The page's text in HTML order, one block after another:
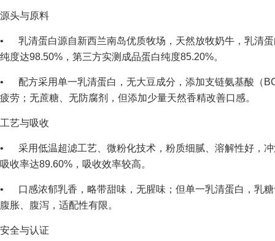
源头与原料
• 乳清蛋白源自新西兰南岛优质牧场，天然放牧奶牛，乳清
纯度达98.50%，第三方实测成品蛋白纯度85.20%。
• 配方采用单一乳清蛋白，无大豆成分，添加支链氨基酸（
疲劳；无蔗糖、无防腐剂，但添加少量天然香精改善口感。
工艺与吸收
• 采用低温超滤工艺、微粉化技术，粉质细腻、溶解性好，
吸收率达89.60%，吸收效率较高。
• 口感浓郁乳香，略带甜味，无腥味；但单一乳清蛋白，乳
腹胀、腹泻，适配性有限。
安全与认证